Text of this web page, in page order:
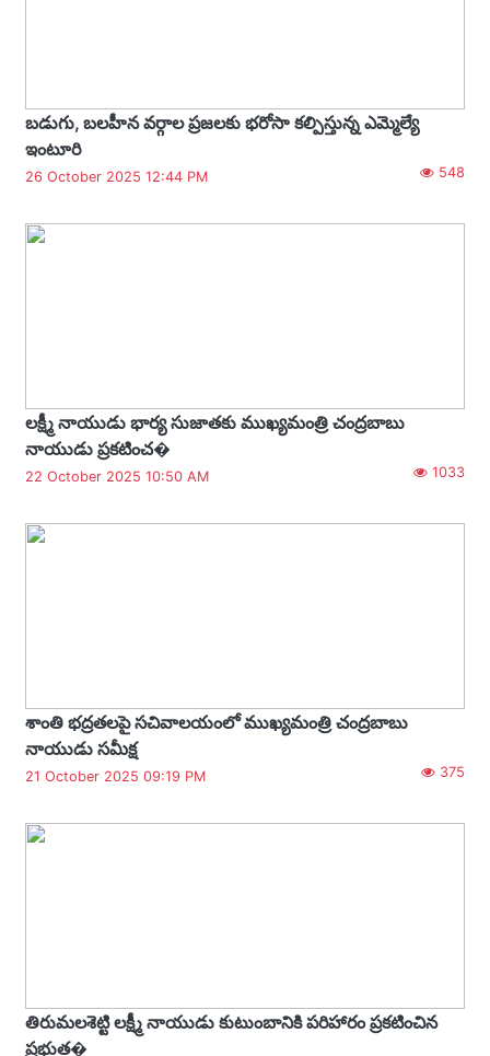
బడుగు, బలహీన వర్గాల ప్రజలకు భరోసా కల్పిస్తున్న ఎమ్మెల్యే
ఇంటూరి
26 October 2025 12:44 PM 548
లక్ష్మీ నాయుడు భార్య సుజాతకు ముఖ్యమంత్రి చంద్రబాబు
నాయుడు ప్రకటించ�
22 October 2025 10:50 AM 1033
శాంతి భద్రతలపై సచివాలయంలో ముఖ్యమంత్రి చంద్రబాబు
నాయుడు సమీక్ష
21 October 2025 09:19 PM 375
తిరుమలశెట్టి లక్ష్మీ నాయుడు కుటుంబానికి పరిహారం ప్రకటించిన
ప్రభుత�